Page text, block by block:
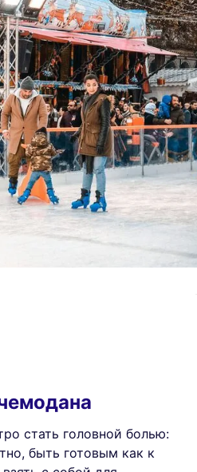
стать головной болью:
быть готовым как к